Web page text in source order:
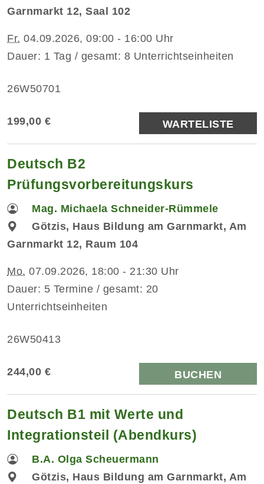
Garnmarkt 12, Saal 102
Fr. 04.09.2026, 09:00 - 16:00 Uhr
Dauer: 1 Tag / gesamt: 8 Unterrichtseinheiten
26W50701
199,00 € WARTELISTE
Deutsch B2
Prüfungsvorbereitungskurs
Mag. Michaela Schneider-Rümmele
Götzis, Haus Bildung am Garnmarkt, Am
Garnmarkt 12, Raum 104
Mo. 07.09.2026, 18:00 - 21:30 Uhr
Dauer: 5 Termine / gesamt: 20
Unterrichtseinheiten
26W50413
244,00 € BUCHEN
Deutsch B1 mit Werte und
Integrationsteil (Abendkurs)
B.A. Olga Scheuermann
Götzis, Haus Bildung am Garnmarkt, Am